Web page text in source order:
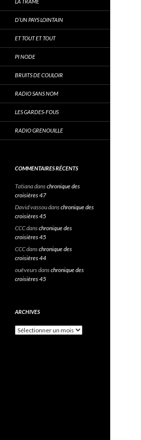
D’UN PAYS LOINTAIN
ET TOUT ET TOUT
PI NODE
BRUITS DE COULOIR
RADIO SANS NOM
LES GARDES-FOUS
RADIO GRENOUILLE
COMMENTAIRES RÉCENTS
Tatianadanschronique des
croisières 47
David vassoudanschronique des
croisières 45
CCCdanschronique des
croisières 45
CCCdanschronique des
croisières 44
ouêveursdanschronique des
croisières 45
ARCHIVES
A